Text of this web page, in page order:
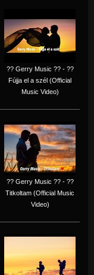
?? Gerry Music ?? - ??
Fújja el a szél (Official
Music Video)
?? Gerry Music ?? - ??
Titkoltam (Official Music
Video)